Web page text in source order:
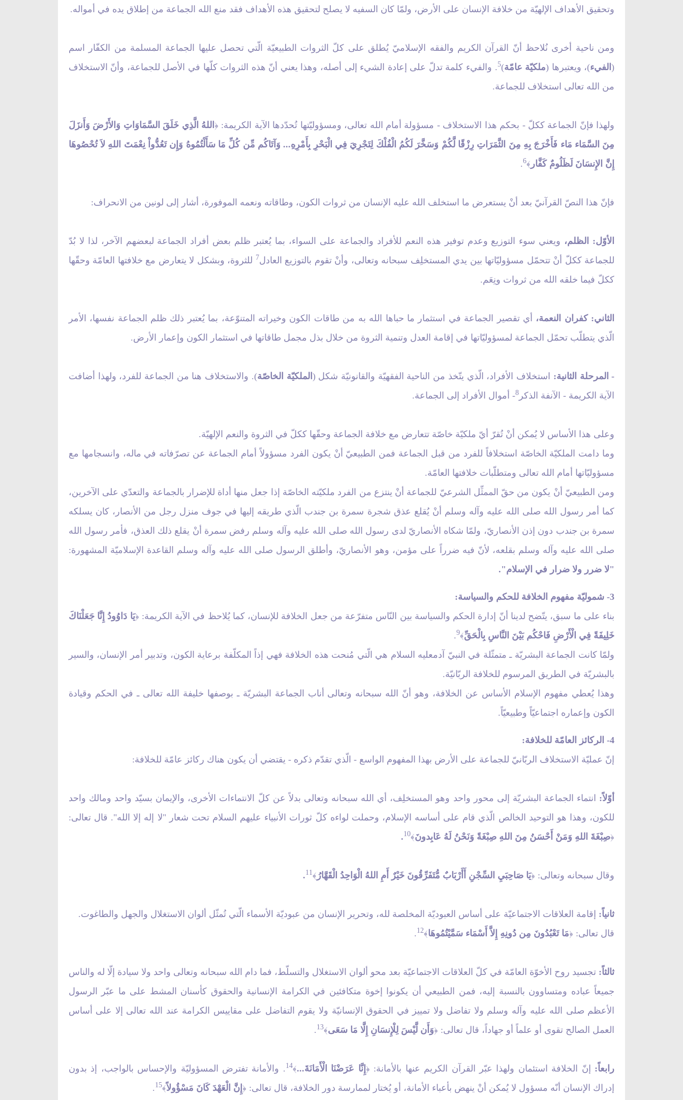
وتحقيق الأهداف الإلهيّة من خلافة الإنسان على الأرض، ولمّا كان السفيه لا يصلح لتحقيق هذه الأهداف فقد منع الله الجماعة من إطلاق يده في أمواله.
ومن ناحية أخرى نُلاحظ أنّ القرآن الكريم والفقه الإسلاميّ يُطلق على كلّ الثروات الطبيعيّة الّتي تحصل عليها الجماعة المسلمة من الكفّار اسم
(الفي‏ء)، ويعتبرها (ملكيّة عامّة)
5 . والفي‏ء كلمة تدلّ على إعادة الشي‏ء إلى أصله، وهذا يعني أنّ هذه الثروات كلّها في الأصل للجماعة، وأنّ الاستخلاف
من الله تعالى استخلاف للجماعة.
ولهذا فإنّ الجماعة ككلّ - بحكم هذا الاستخلاف - مسؤولة أمام الله تعالى، ومسؤوليّتها تُحدّدها الآية الكريمة: ﴿ اللهُ الَّذِي خَلَقَ السَّمَاوَاتِ وَالأَرْضَ وَأَنزَلَ
مِنَ السَّمَاء مَاء فَأَخْرَجَ بِهِ مِنَ الثَّمَرَاتِ رِزْقًا لَّكُمْ وَسَخَّرَ لَكُمُ الْفُلْكَ لِتَجْرِيَ فِي الْبَحْرِ بِأَمْرِهِ... وَآتَاكُم مِّن كُلِّ مَا سَأَلْتُمُوهُ وَإِن تَعُدُّواْ نِعْمَتَ اللهِ لاَ تُحْصُوهَا
إِنَّ الإِنسَانَ لَظَلُومٌ كَفَّار ﴾6
.
فإنّ هذا النصّ القرآنيّ بعد أنْ يستعرض ما استخلف الله عليه الإنسان من ثروات الكون، وطاقاته ونعمه الموفورة، أشار إلى لونين من الانحراف:
الأوّل: الظلم، ويعني سوء التوزيع وعدم توفير هذه النعم للأفراد والجماعة على السواء، بما يُعتبر ظلم بعض أفراد الجماعة لبعضهم الآخر، لذا لا بُدّ
للجماعة ككلّ أنْ تتحمّل مسؤوليّاتها بين يدي المستخلِف سبحانه وتعالى، وأنْ تقوم بالتوزيع العادل7 للثروة، وبشكل لا يتعارض مع خلافتها العامّة وحقّها
ككلّ فيما خلقه الله من ثروات ونِعَم.
الثاني: كفران النعمة، أي تقصير الجماعة في استثمار ما حباها الله به من طاقات الكون وخيراته المتنوّعة، بما يُعتبر ذلك ظلم الجماعة نفسها، الأمر
الّذي يتطلّب تحمّل الجماعة لمسؤوليّاتها في إقامة العدل وتنمية الثروة من خلال بذل مجمل طاقاتها في استثمار الكون وإعمار الأرض.
- المرحلة الثانية: استخلاف الأفراد، الّذي يتّخذ من الناحية الفقهيّة والقانونيّة شكل ( الملكيّة الخاصّة). والاستخلاف هنا من الجماعة للفرد، ولهذا أضافت
الآية الكريمة - الآنفة الذكر 8- أموال الأفراد إلى الجماعة.
وعلى هذا الأساس لا يُمكن أنْ تُقرّ أيّ ملكيّة خاصّة تتعارض مع خلافة الجماعة وحقّها ككلّ في الثروة والنعم الإلهيّة.
وما دامت الملكيّة الخاصّة استخلافاً للفرد من قبل الجماعة فمن الطبيعيّ أنْ يكون الفرد مسؤولاً أمام الجماعة عن تصرّفاته في ماله، وانسجامها مع
مسؤوليّاتها أمام الله تعالى ومتطلّبات خلافتها العامّة.
ومن الطبيعيّ أنْ يكون من حقّ الممثِّل الشرعيّ للجماعة أنْ ينتزع من الفرد ملكيّته الخاصّة إذا جعل منها أداة للإضرار بالجماعة والتعدّي على الآخرين،
كما أمر رسول الله صلى الله عليه وآله وسلم أنْ يُقلع عذق شجرة سمرة بن جندب الّذي طريقه إليها في جوف منزل رجل من الأنصار، كان يسلكه
سمرة بن جندب دون إذن الأنصاريّ، ولمّا شكاه الأنصاريّ لدى رسول الله صلى الله عليه وآله وسلم رفض سمرة أنْ يقلع ذلك العذق، فأمر رسول الله
صلى الله عليه وآله وسلم بقلعه، لأنّ فيه ضرراً على مؤمن، وهو الأنصاريّ، وأطلق الرسول صلى الله عليه وآله وسلم القاعدة الإسلاميّة المشهورة:
"لا ضرر ولا ضرار في الإسلام".
3- شموليّة مفهوم الخلافة للحكم والسياسة:
بناء على ما سبق، يتّضح لدينا أنّ إدارة الحكم والسياسة بين النّاس متفرّعة من جعل الخلافة للإنسان، كما يُلاحظ في الآية الكريمة: ﴿يَا دَاوُودُ إِنَّا جَعَلْنَاكَ
خَلِيفَةً فِي الْأَرْضِ فَاحْكُم بَيْنَ النَّاسِ بِالْحَقِّ﴾9
.
ولمّا كانت الجماعة البشريّة ـ متمثّلة في النبيّ آدمعليه السلام هي الّتي مُنحت هذه الخلافة فهي إذاً المكلّفة برعاية الكون، وتدبير أمر الإنسان، والسير
بالبشريّة في الطريق المرسوم للخلافة الربّانيّة.
وهذا يُعطي مفهوم الإسلام الأساس عن الخلافة، وهو أنّ الله سبحانه وتعالى أناب الجماعة البشريّة ـ بوصفها خليفة الله تعالى ـ في الحكم وقيادة
الكون وإعماره اجتماعيّاً وطبيعيّاً.
4- الركائز العامّة للخلافة:
إنّ عمليّة الاستخلاف الربّانيّ للجماعة على الأرض بهذا المفهوم الواسع - الّذي تقدّم ذكره - يقتضي أن يكون هناك ركائز عامّة للخلافة:
أوّلاً: انتماء الجماعة البشريّة إلى محور واحد وهو المستخلِف، أي الله سبحانه وتعالى بدلاً عن كلّ الانتماءات الأخرى، والإيمان بسيّد واحد ومالك واحد
للكون، وهذا هو التوحيد الخالص الّذي قام على أساسه الإسلام، وحملت لواءه كلّ ثورات الأنبياء عليهم السلام تحت شعار "لا إله إلا الله". قال تعالى:
﴿صِبْغَةَ اللهِ وَمَنْ أَحْسَنُ مِنَ اللهِ صِبْغَةً وَنَحْنُ لَهُ عَابِدونَ﴾10
.
وقال سبحانه وتعالى: ﴿يَا صَاحِبَيِ السِّجْنِ أَأَرْبَابٌ مُّتَفَرِّقُونَ خَيْرٌ أَمِ اللهُ الْوَاحِدُ الْقَهَّارُ ﴾11
.
ثانياً: إقامة العلاقات الاجتماعيّة على أساس العبوديّة المخلصة لله، وتحرير الإنسان من عبوديّة الأسماء الّتي تُمثّل ألوان الاستغلال والجهل والطاغوت.
قال تعالى: ﴿مَا تَعْبُدُونَ مِن دُونِهِ إِلاَّ أَسْمَاء سَمَّيْتُمُوهَا﴾12
.
ثالثاً: تجسيد روح الأخوّة العامّة في كلّ العلاقات الاجتماعيّة بعد محو ألوان الاستغلال والتسلّط، فما دام الله سبحانه وتعالى واحد ولا سيادة إلّا له والناس
جميعاً عباده ومتساوون بالنسبة إليه، فمن الطبيعي أن يكونوا إخوة متكافئين في الكرامة الإنسانية والحقوق كأسنان المشط على ما عبّر الرسول
الأعظم صلى الله عليه وآله وسلم ولا تفاضل ولا تمييز في الحقوق الإنسانيّة ولا يقوم التفاضل على مقاييس الكرامة عند الله تعالى إلا على أساس
العمل الصالح تقوى أو علماً أو جهاداً، قال تعالى: ﴿وَأَن لَّيْسَ لِلْإِنسَانِ إِلَّا مَا سَعَى﴾13
.
رابعاً: إنّ الخلافة استئمان ولهذا عبّر القرآن الكريم عنها بالأمانة: ﴿ إِنَّا عَرَضْنَا الْأَمَانَةَ...﴾14 . والأمانة تفترض المسؤوليّة والإحساس بالواجب، إذ بدون
إدراك الإنسان أنّه مسؤول لا يُمكن أنْ ينهض بأعباء الأمانة، أو يُختار لممارسة دور الخلافة، قال تعالى: ﴿ إِنَّ الْعَهْدَ كَانَ مَسْؤُولاً﴾15
.